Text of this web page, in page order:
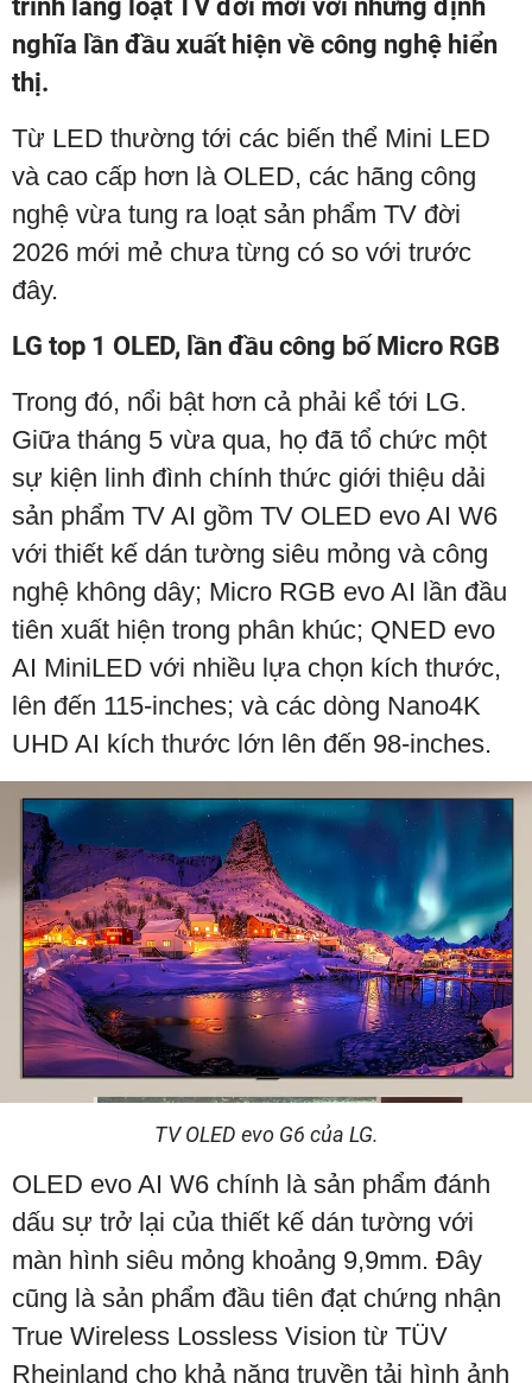
trình làng loạt TV đời mới với những định
nghĩa lần đầu xuất hiện về công nghệ hiển
thị.
Từ LED thường tới các biến thể Mini LED
và cao cấp hơn là OLED, các hãng công
nghệ vừa tung ra loạt sản phẩm TV đời
2026 mới mẻ chưa từng có so với trước
đây.
LG top 1 OLED, lần đầu công bố Micro RGB
Trong đó, nổi bật hơn cả phải kể tới LG.
Giữa tháng 5 vừa qua, họ đã tổ chức một
sự kiện linh đình chính thức giới thiệu dải
sản phẩm TV AI gồm TV OLED evo AI W6
với thiết kế dán tường siêu mỏng và công
nghệ không dây; Micro RGB evo AI lần đầu
tiên xuất hiện trong phân khúc; QNED evo
AI MiniLED với nhiều lựa chọn kích thước,
lên đến 115-inches; và các dòng Nano4K
UHD AI kích thước lớn lên đến 98-inches.
TV OLED evo G6 của LG.
OLED evo AI W6 chính là sản phẩm đánh
dấu sự trở lại của thiết kế dán tường với
màn hình siêu mỏng khoảng 9,9mm. Đây
cũng là sản phẩm đầu tiên đạt chứng nhận
True Wireless Lossless Vision từ TÜV
Rheinland cho khả năng truyền tải hình ảnh